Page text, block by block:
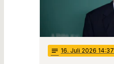
notes 16. Juli 2026 14:37